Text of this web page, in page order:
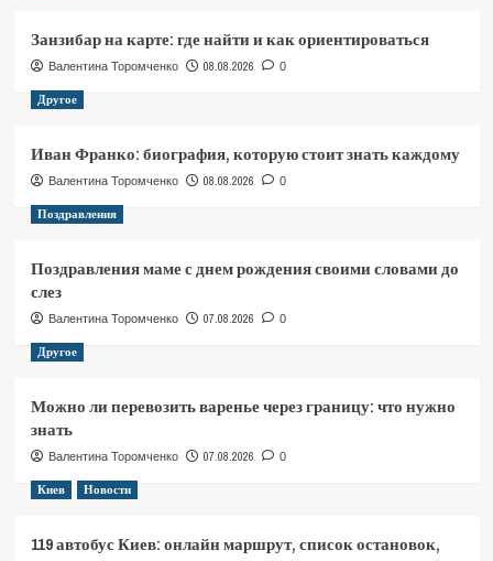
Занзибар на карте: где найти и как ориентироваться
Валентина Торомченко 08.08.2026 0
Другое
Иван Франко: биография, которую стоит знать каждому
Валентина Торомченко 08.08.2026 0
Поздравления
Поздравления маме с днем рождения своими словами до
слез
Валентина Торомченко 07.08.2026 0
Другое
Можно ли перевозить варенье через границу: что нужно
знать
Валентина Торомченко 07.08.2026 0
Киев Новости
119 автобус Киев: онлайн маршрут, список остановок,